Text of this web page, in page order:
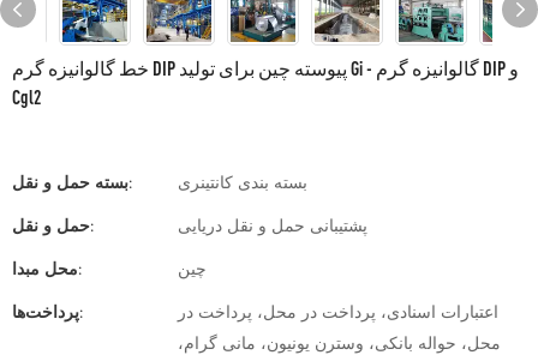
خط گالوانیزه گرم DIP پیوسته چین برای تولید Gi - گالوانیزه گرم DIP و
Cgl2
بسته حمل و نقل:
بسته بندی کانتینری
حمل و نقل:
پشتیبانی حمل و نقل دریایی
محل مبدا:
چین
پرداخت‌ها:
اعتبارات اسنادی، پرداخت در محل، پرداخت در
محل، حواله بانکی، وسترن یونیون، مانی گرام،